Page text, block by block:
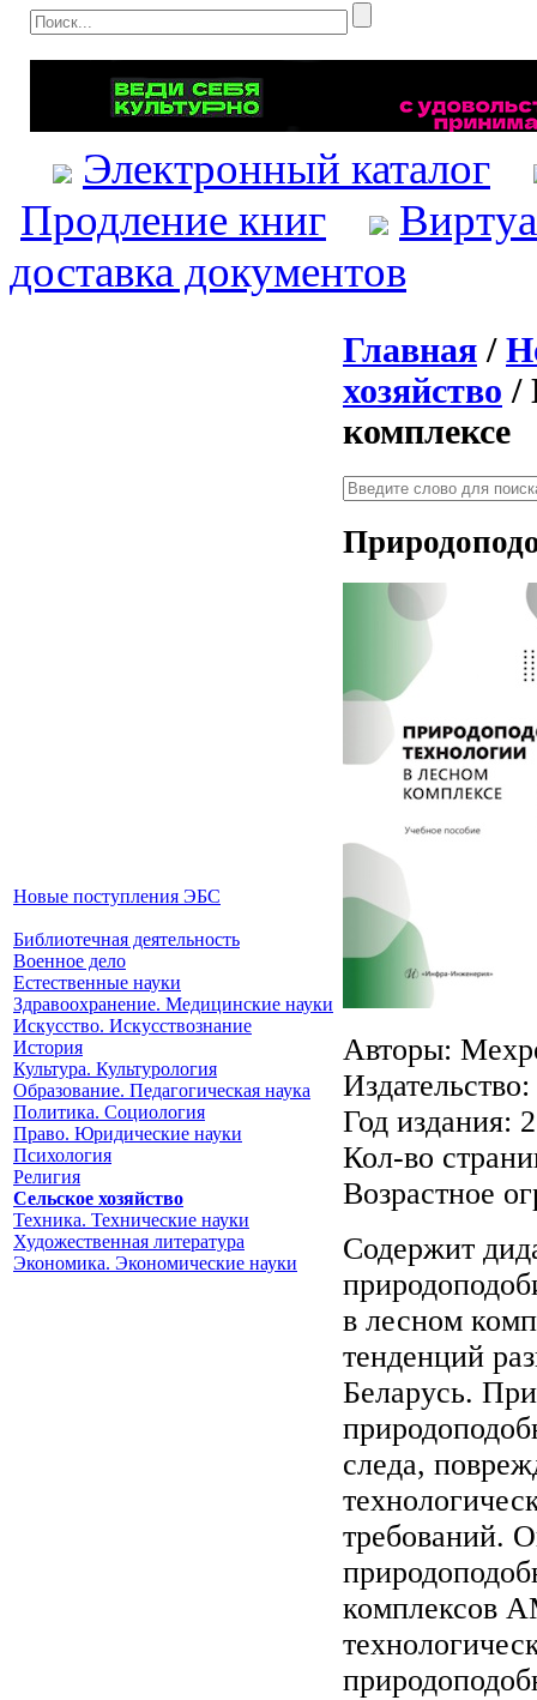
Электронный каталог
Продление книг
доставка документов
Новые поступления ЭБС
Библиотечная деятельность
Военное дело
Естественные науки
Здравоохранение. Медицинские науки
Искусство. Искусствознание
История
Культура. Культурология
Образование. Педагогическая наука
Политика. Социология
Право. Юридические науки
Психология
Религия
Сельское хозяйство
Техника. Технические науки
Художественная литература
Экономика. Экономические науки
Главная /
хозяйство /
комплексе
Авторы:
Год издания:
Кол-во
Возрастное
Содержит
в лесном
тенденций
Беларусь.
следа,
требований.
комплексов